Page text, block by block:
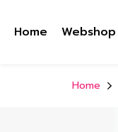
Home Webshop
Home